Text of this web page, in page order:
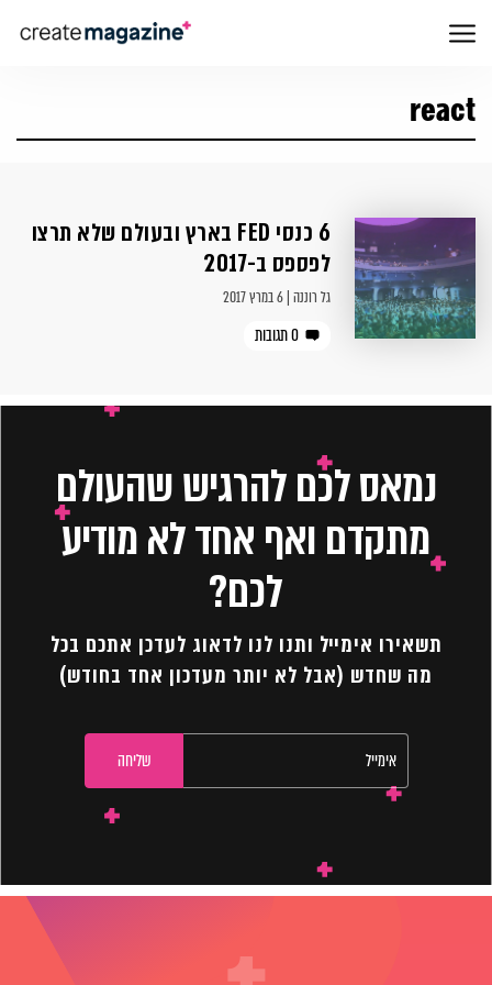
react
6 כנסי FED בארץ ובעולם שלא תרצו
לפספס ב-2017
גל רוננה | 6 במרץ 2017
0 תגובות
נמאס לכם להרגיש שהעולם
מתקדם ואף אחד לא מודיע
לכם?
תשאירו אימייל ותנו לנו לדאוג לעדכן אתכם בכל
מה שחדש (אבל לא יותר מעדכון אחד בחודש)